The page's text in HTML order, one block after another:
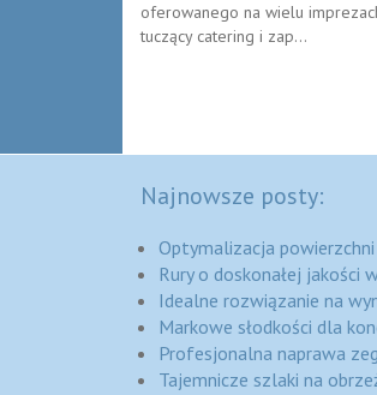
oferowanego na wielu
tuczący catering i zap...
Najnowsze posty:
Optymalizacja
Rury o doskonałej jakości
Idealne rozwiązanie na
Markowe słodkości dla
Profesjonalna naprawa
Tajemnicze szlaki na